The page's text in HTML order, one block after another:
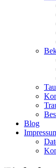
Blog